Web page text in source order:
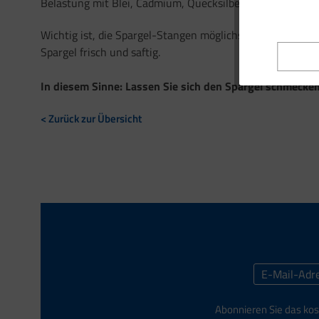
Wichtig ist, die Spargel-Stangen möglichst frisch zu
Spargel frisch und saftig.
In diesem Sinne: Lassen Sie sich den Spargel
< Zurück zur Übersicht
Abonnieren Sie das